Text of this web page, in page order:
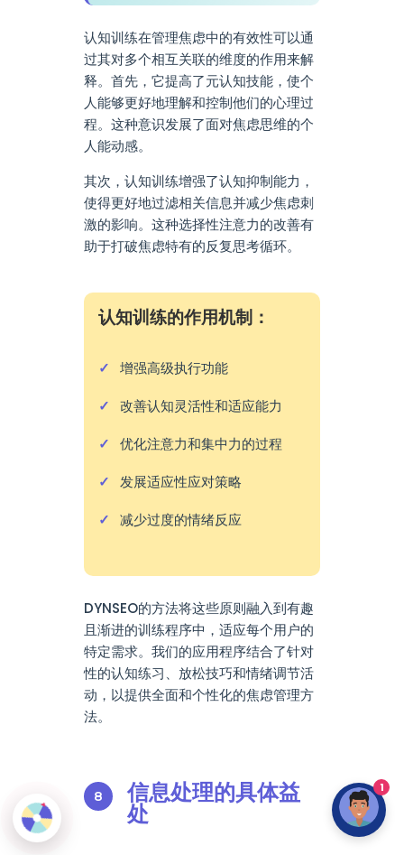
认知训练在管理焦虑中的有效性可以通
过其对多个相互关联的维度的作用来解
释。首先，它提高了元认知技能，使个
人能够更好地理解和控制他们的心理过
程。这种意识发展了面对焦虑思维的个
人能动感。
其次，认知训练增强了认知抑制能力，
使得更好地过滤相关信息并减少焦虑刺
激的影响。这种选择性注意力的改善有
助于打破焦虑特有的反复思考循环。
认知训练的作用机制：
增强高级执行功能
改善认知灵活性和适应能力
优化注意力和集中力的过程
发展适应性应对策略
减少过度的情绪反应
DYNSEO的方法将这些原则融入到有趣
且渐进的训练程序中，适应每个用户的
特定需求。我们的应用程序结合了针对
性的认知练习、放松技巧和情绪调节活
动，以提供全面和个性化的焦虑管理方
法。
信息处理的具体益
处
1